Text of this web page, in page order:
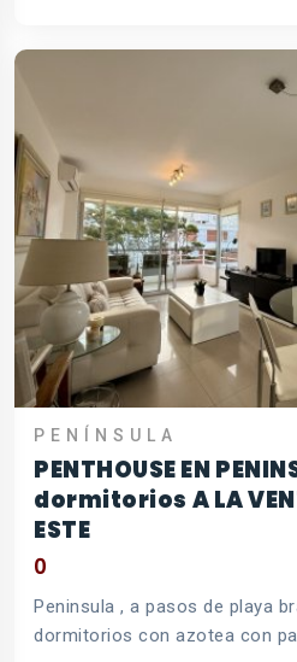
PENÍNSULA
PENTHOUSE EN
dormitorios A LA
ESTE
0
Peninsula , a pasos de playa
dormitorios con azotea con